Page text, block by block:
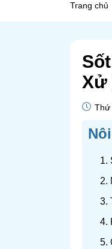
Trang chủ
Xử
Thứ
1.
2.
3.
4.
5.